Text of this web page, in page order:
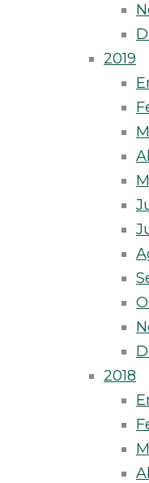
2019
2018